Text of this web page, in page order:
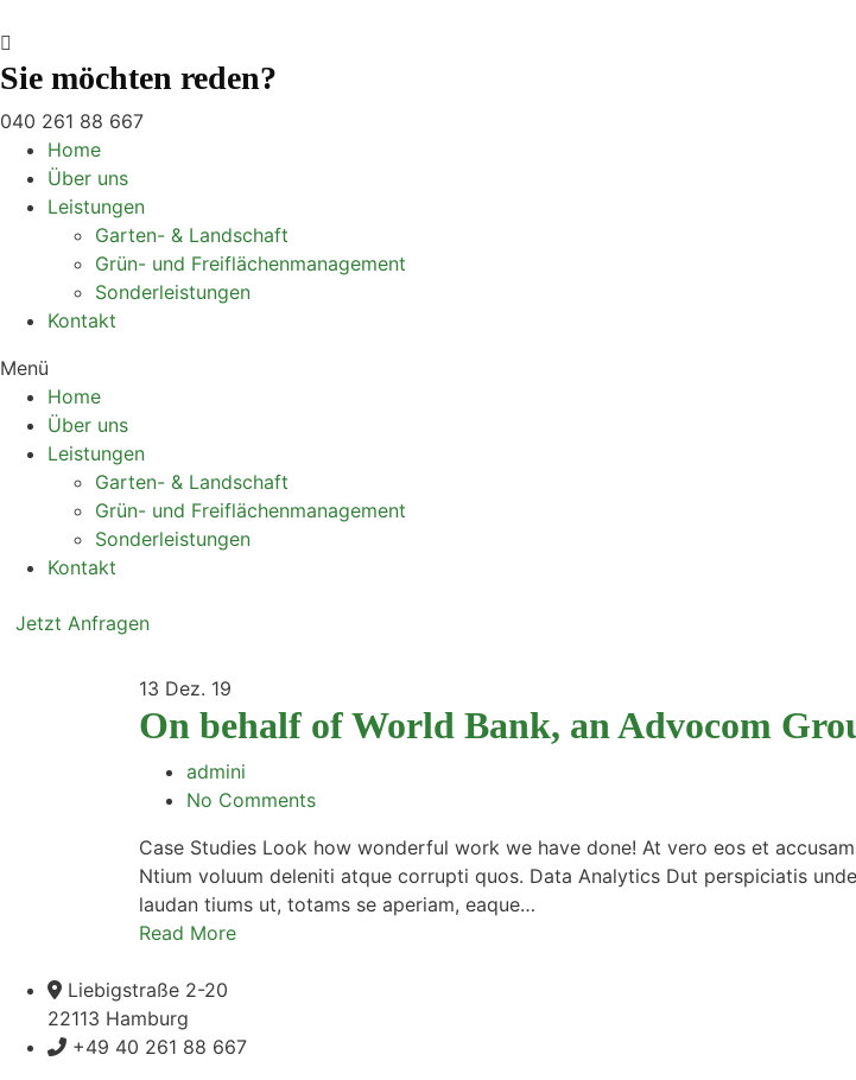
Sie möchten reden?
040 261 88 667
Home
Über uns
Leistungen
Garten- & Landschaft
Grün- und Freiflächenmanagement
Sonderleistungen
Kontakt
Menü
Home
Über uns
Leistungen
Garten- & Landschaft
Grün- und Freiflächenmanagement
Sonderleistungen
Kontakt
Jetzt Anfragen
13 Dez. 19
On behalf of World Bank, an Advocom
admini
No Comments
Case Studies Look how wonderful work we have done! At vero eos et
Ntium voluum deleniti atque corrupti quos. Data Analytics Dut perspiciatis
laudan tiums ut, totams se aperiam, eaque…
Read More
Liebigstraße 2-20
22113 Hamburg
+49 40 261 88 667